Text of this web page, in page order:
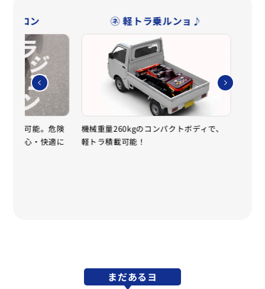
ジコン
作が可能。危険
ら安心・快適に
㋧ 軽トラ乗ルンョ♪
機械重量260kgのコンパクトボディで、
軽トラ積載可能！
まだあるヨ